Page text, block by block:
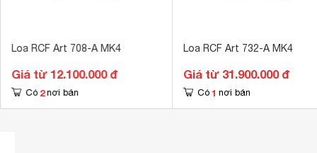
Loa RCF Art 708-A MK4
Giá từ 12.100.000 đ
Có 2 nơi bán
Loa RCF Art 732-A MK4
Giá từ 31.900.000 đ
Có 1 nơi bán